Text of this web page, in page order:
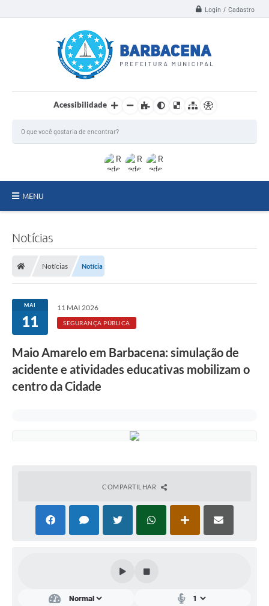
Login / Cadastro
Acessibilidade
MENU
Meio Ambiente
Ouvidoria
Serviços
Visite Barbacena
PPA - PLANO PLURIANUAL 2026/2029
PCA (Planos de Contratações Anuais)
PNAB 2026 - Ciclo 2
Notícias
Notícias Notícia
MAI
11
11 MAI 2026
SEGURANÇA PÚBLICA
Maio Amarelo em Barbacena: simulação de
acidente e atividades educativas mobilizam o
centro da Cidade
COMPARTILHAR